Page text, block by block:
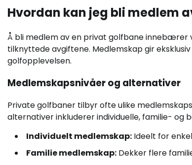
Hvordan kan jeg bli medlem
Å bli medlem av en privat golfbane innebærer
tilknyttede avgiftene. Medlemskap gir
golfopplevelsen.
Medlemskapsnivåer og alternativer
Private golfbaner tilbyr ofte ulike
alternativer inkluderer individuelle, familie- og
Individuelt medlemskap: Ideelt for
Familie medlemskap: Dekker flere